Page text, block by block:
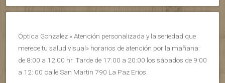
Óptica Gonzalez » Atención personalizada y la seriedad que
merece tu salud visual» horarios de atención por la mañana:
de 8:00 a 12:00 hr. Tarde de 17:00 a 20:00 los sábados de 9:00
a 12: 00 calle San Martin 790 La Paz Erios.